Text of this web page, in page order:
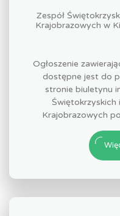
Zespół
Krajobrazowych w
Ogłoszenie
dostępne jest do
stronie biuletynu
Świętokrzyskich
Krajobrazowych